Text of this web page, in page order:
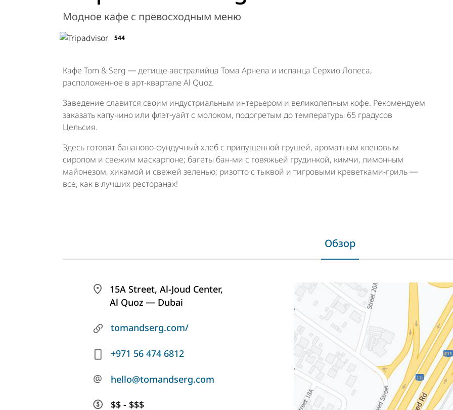
Модное кафе с превосходным меню
544
Кафе Tom & Serg ― детище австралийца Тома Арнела и испанца Серхио Лопеса,
расположенное в арт-квартале Al Quoz.
Заведение славится своим индустриальным интерьером и великолепным кофе. Рекомендуем
заказать капучино или флэт-уайт с молоком, подогретым до температуры 65 градусов
Цельсия.
Здесь готовят бананово-фундучный хлеб с припущенной грушей, ароматным кленовым
сиропом и свежим маскарпоне; багеты бан-ми с говяжьей грудинкой, кимчи, лимонным
майонезом, хикамой и свежей зеленью; ризотто с тыквой и тигровыми креветками-гриль ―
все, как в лучших ресторанах!
Обзор
15A Street, Al-Joud Center,
Al Quoz ― Dubai
tomandserg.com/
+971 56 474 6812
@ hello@tomandserg.com
$$ - $$$